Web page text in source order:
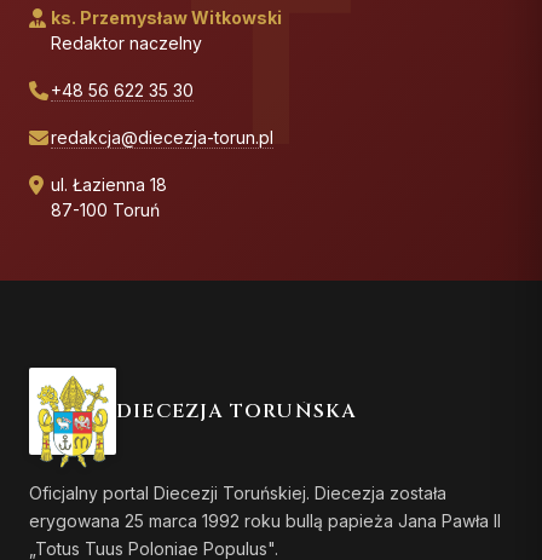
ks. Przemysław Witkowski
Redaktor naczelny
+48 56 622 35 30
redakcja@diecezja-torun.pl
ul. Łazienna 18
87-100 Toruń
DIECEZJA TORUŃSKA
Oficjalny portal Diecezji Toruńskiej. Diecezja została
erygowana 25 marca 1992 roku bullą papieża Jana Pawła II
„Totus Tuus Poloniae Populus".